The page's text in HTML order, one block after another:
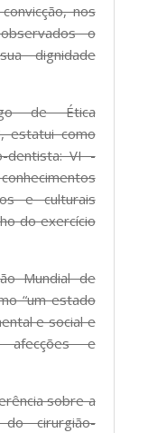
nos
o
dignidade
de Ética
estatui como
dentista: VI -
e culturais
do exercício
Mundial de
“um estado
e social e
afecções e
sobre a
cirurgião-